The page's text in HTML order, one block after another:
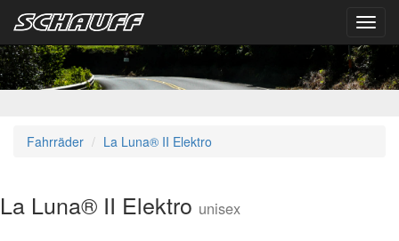
Fahrräder La Luna® II Elektro
La Luna® II Elektro unisex